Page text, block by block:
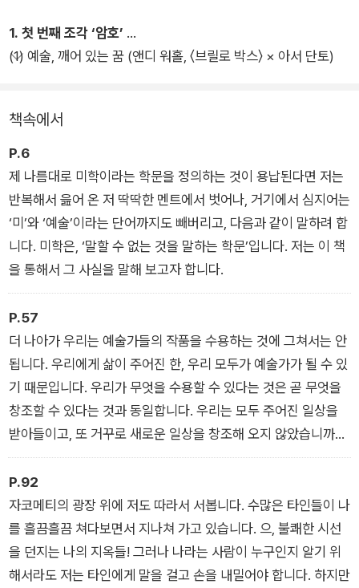
개념과 낯선 이름들이 독자들에게 부담을 주지 않도록 최대한 부
드럽게 풀어 쓰고, 하나의 이론에 여러 예시를 들면서 독자가 걸
로 당신을 초대한다.
1. 첫 번째 조각 ‘암호’
(1) 예술, 깨어 있는 꿈 (앤디 워홀, 〈브릴로 박스〉 × 아서 단토)
책속에서
P.6
제 나름대로 미학이라는 학문을 정의하는 것이 용납된다면 저는
반복해서 읊어 온 저 딱딱한 멘트에서 벗어나, 거기에서 심지어는
‘미’와 ‘예술’이라는 단어까지도 빼버리고, 다음과 같이 말하려 합
니다. 미학은, ‘말할 수 없는 것을 말하는 학문’입니다. 저는 이 책
을 통해서 그 사실을 말해 보고자 합니다.
P.57
더 나아가 우리는 예술가들의 작품을 수용하는 것에 그쳐서는 안
됩니다. 우리에게 삶이 주어진 한, 우리 모두가 예술가가 될 수 있
기 때문입니다. 우리가 무엇을 수용할 수 있다는 것은 곧 무엇을
창조할 수 있다는 것과 동일합니다. 우리는 모두 주어진 일상을
받아들이고, 또 거꾸로 새로운 일상을 창조해 오지 않았습니까?
일상이 곧 예술이 된 워홀 이후의 세계에서, 우리는 이미 어떤 예
술계의 승인도 받을 필요가 없이 이미 예술가입니다. 중요한 것은
우리가 과연 예술가가 될 수 있느냐에 대한 의구심이 아니라, 창
조하는 예술가이자 해석하는 미학자로서의 우리가 각자의 삶이
라는 예술 작품을 통해 구현하고자 하는 이면의 의미는 과연 무엇
이 될지 자문하는 일이겠습니다.
P.92
자코메티의 광장 위에 저도 따라서 서봅니다. 수많은 타인들이 나
를 흘끔흘끔 쳐다보면서 지나쳐 가고 있습니다. 으, 불쾌한 시선
을 던지는 나의 지옥들! 그러나 나라는 사람이 누구인지 알기 위
해서라도 저는 타인에게 말을 걸고 손을 내밀어야 합니다. 하지만